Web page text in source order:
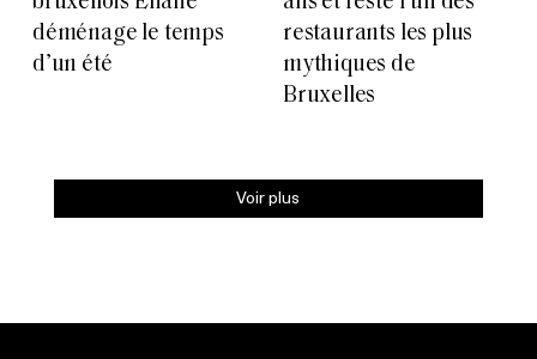
déménage le temps
d’un été
restaurants les plus
mythiques de
Bruxelles
Voir plus